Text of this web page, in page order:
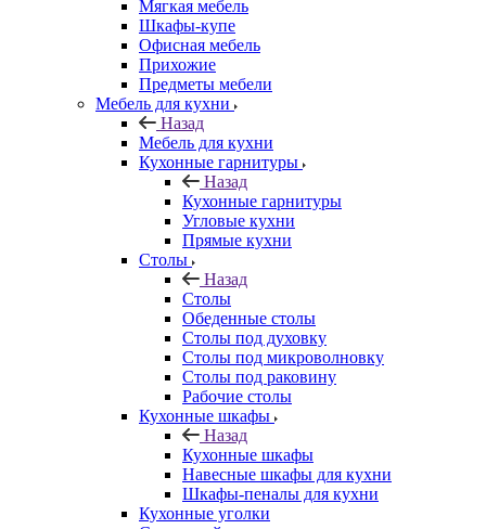
Мягкая мебель
Шкафы-купе
Офисная мебель
Прихожие
Предметы мебели
Мебель для кухни
Назад
Мебель для кухни
Кухонные гарнитуры
Назад
Кухонные гарнитуры
Угловые кухни
Прямые кухни
Столы
Назад
Столы
Обеденные столы
Столы под духовку
Столы под микроволновку
Столы под раковину
Рабочие столы
Кухонные шкафы
Назад
Кухонные шкафы
Навесные шкафы для кухни
Шкафы-пеналы для кухни
Кухонные уголки